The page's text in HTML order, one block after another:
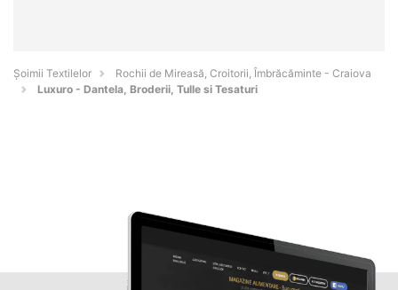
Șoimii Textilelor
Rochii de Mireasă, Croitorii, Îmbrăcăminte - Craiova
Luxuro - Dantela, Broderii, Tulle si Tesaturi